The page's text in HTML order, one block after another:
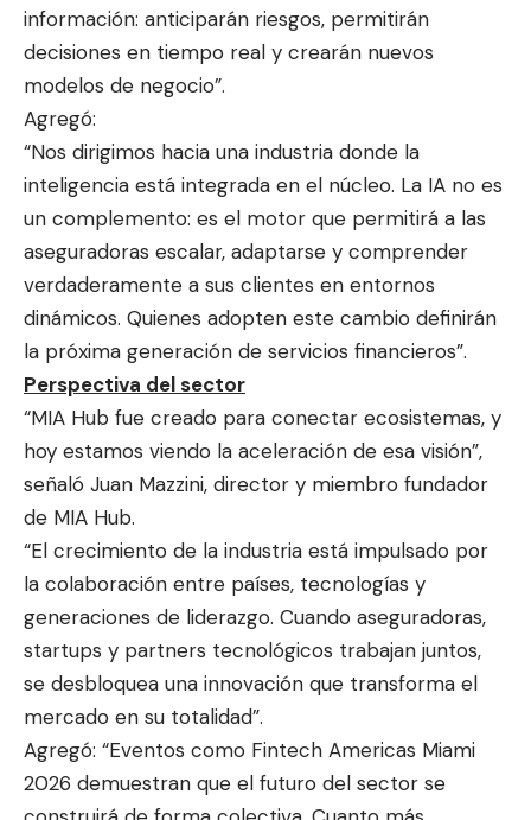
información: anticiparán riesgos, permitirán
decisiones en tiempo real y crearán nuevos
modelos de negocio”.
Agregó:
“Nos dirigimos hacia una industria donde la
inteligencia está integrada en el núcleo. La IA no es
un complemento: es el motor que permitirá a las
aseguradoras escalar, adaptarse y comprender
verdaderamente a sus clientes en entornos
dinámicos. Quienes adopten este cambio definirán
la próxima generación de servicios financieros”.
Perspectiva del sector
“MIA Hub fue creado para conectar ecosistemas, y
hoy estamos viendo la aceleración de esa visión”,
señaló Juan Mazzini, director y miembro fundador
de MIA Hub.
“El crecimiento de la industria está impulsado por
la colaboración entre países, tecnologías y
generaciones de liderazgo. Cuando aseguradoras,
startups y partners tecnológicos trabajan juntos,
se desbloquea una innovación que transforma el
mercado en su totalidad”.
Agregó: “Eventos como Fintech Americas Miami
2026 demuestran que el futuro del sector se